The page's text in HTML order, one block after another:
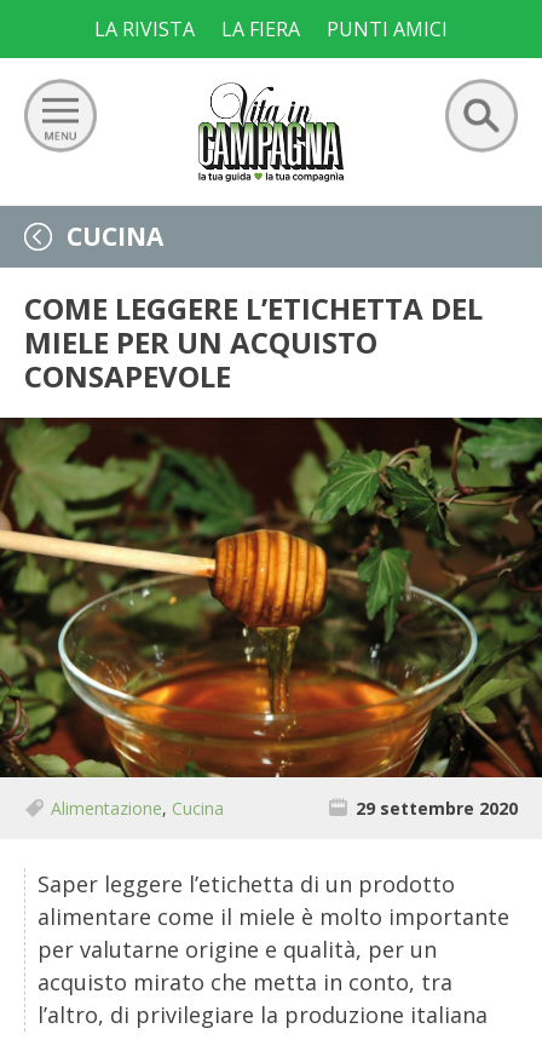
content
LA RIVISTA LA FIERA PUNTI AMICI
Ricerca
per:
GIARDINO
ORTO
FRUTTETO
VIGNETO
ALLEVAMENTI
BIODIVERSITÀ
CUCINA
PRODOTTI
FARFALLE DELLA CAMPAGNA
PICCOLO POLLAIO
CONSERVARE LA FRUTTA
CONSERVE DELL’ORTO
FACEM
CUCINA
COME LEGGERE L’ETICHETTA DEL
MIELE PER UN ACQUISTO
CONSAPEVOLE
Alimentazione, Cucina 29 settembre 2020
Saper leggere l’etichetta di un prodotto
alimentare come il miele è molto importante
per valutarne origine e qualità, per un
acquisto mirato che metta in conto, tra
l’altro, di privilegiare la produzione italiana